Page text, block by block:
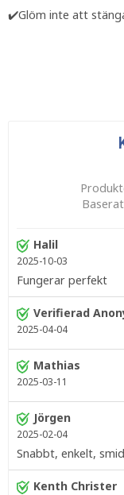
✔️Glöm inte att
Halil
2025-10-03
Fungerar perfekt
Verifierad
2025-04-04
Mathias
2025-03-11
Jörgen
2025-02-04
Snabbt, enkelt,
Kenth Christer